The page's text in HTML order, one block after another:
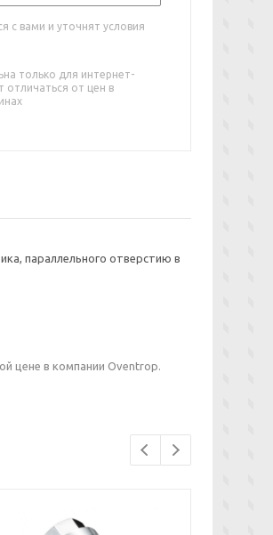
с вами и уточнят условия
только для интернет-
отличаться от цен в
параллельного отверстию в
цене в компании Oventrop.